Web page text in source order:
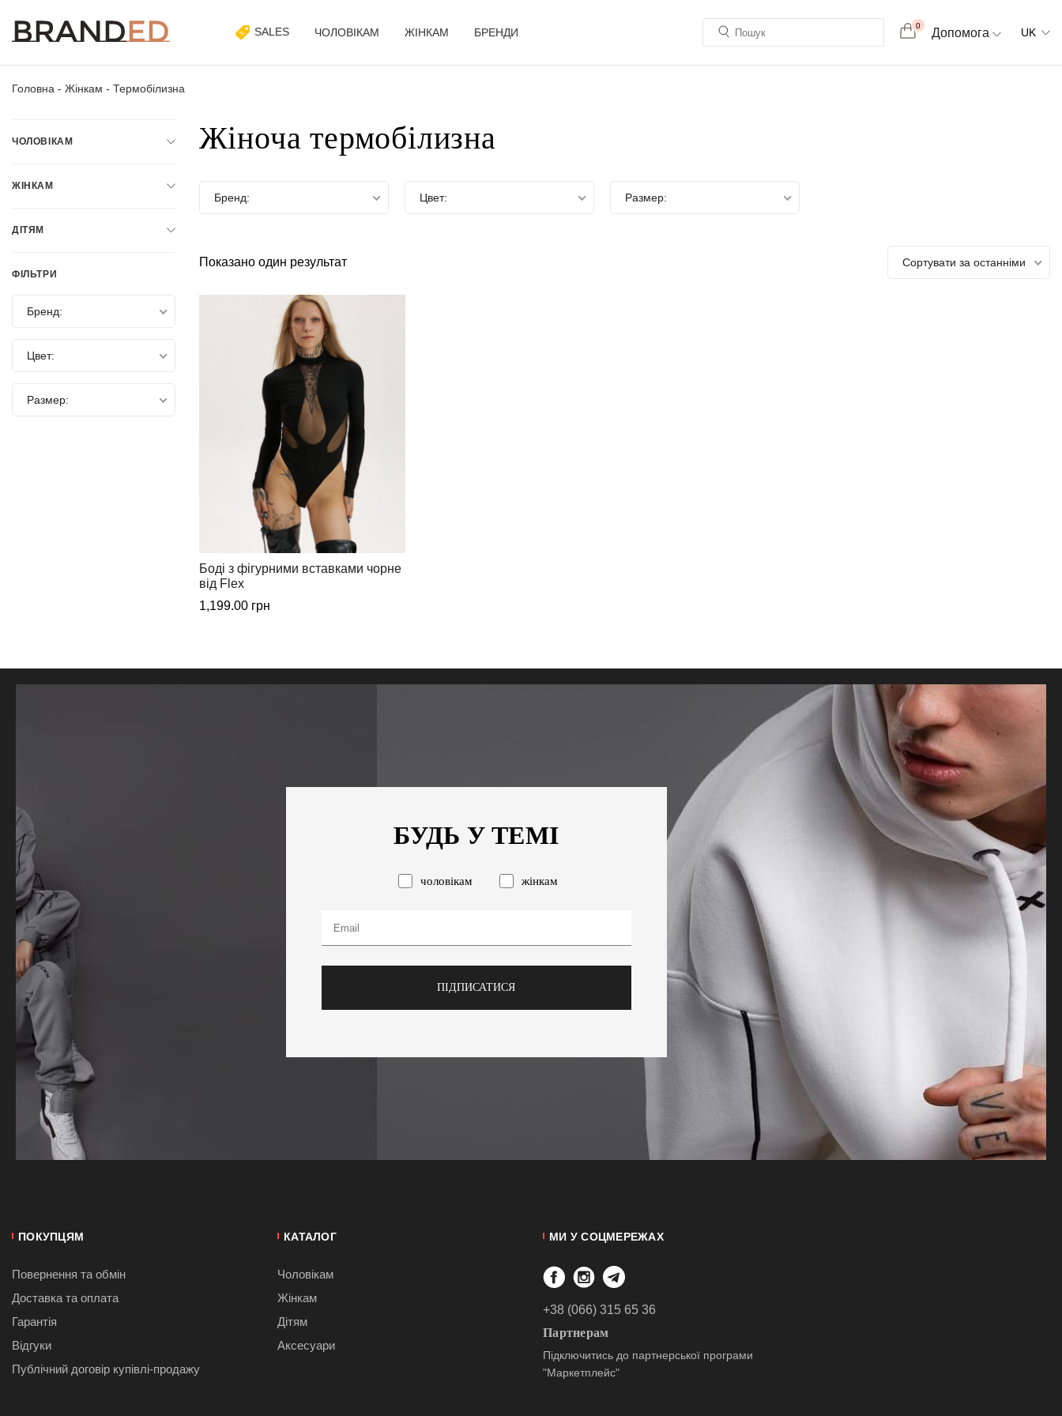
SALES ЧОЛОВІКАМ ЖІНКАМ БРЕНДИ
0
Допомога UK
Головна - Жінкам - Термобілизна
ЧОЛОВІКАМ
ЖІНКАМ
ДІТЯМ
ФІЛЬТРИ
Бренд:
Цвет:
Размер:
Жіноча термобілизна
Бренд: Цвет: Размер:
Показано один результат Сортувати за останніми
Боді з фігурними вставками чорне
від Flex
1,199.00 грн
БУДЬ У ТЕМІ
чоловікам жінкам
ПІДПИСАТИСЯ
ПОКУПЦЯМ
Повернення та обмін
Доставка та оплата
Гарантія
Відгуки
Публiчний договiр купівлі-продажу
КАТАЛОГ
Чоловікам
Жінкам
Дітям
Аксесуари
МИ У СОЦМЕРЕЖАХ
+38 (066) 315 65 36
Партнерам
Підключитись до партнерської програми
"Маркетплейс"